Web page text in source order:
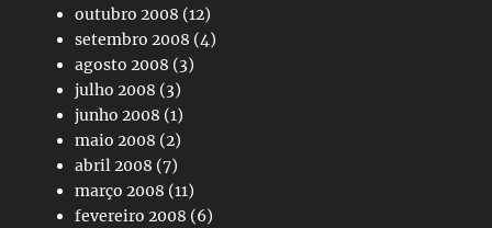
outubro 2008 (12)
setembro 2008 (4)
agosto 2008 (3)
julho 2008 (3)
junho 2008 (1)
maio 2008 (2)
abril 2008 (7)
março 2008 (11)
fevereiro 2008 (6)